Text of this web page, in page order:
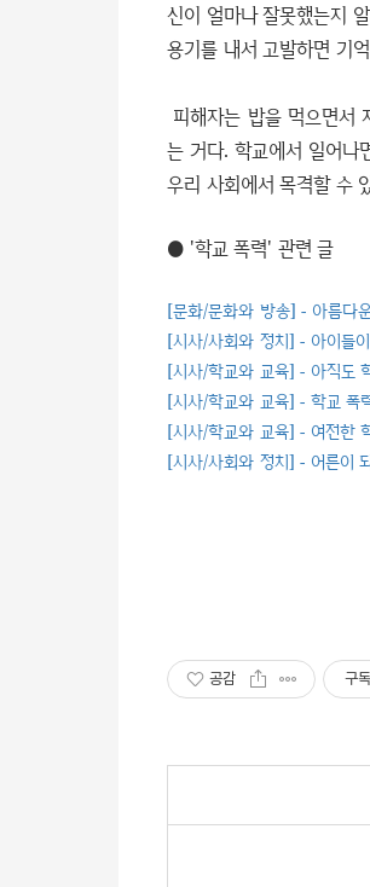
신이 얼마나 잘못했는지
용기를 내서 고발하면 기
피해자는 밥을 먹으면서
는 거다. 학교에서 일어나
우리 사회에서 목격할 수
● '학교 폭력' 관련 글
[문화/문화와 방송] - 아름다
[시사/사회와 정치] - 아이들
[시사/학교와 교육] - 아직도
[시사/학교와 교육] - 학교 폭
[시사/학교와 교육] - 여전한
[시사/사회와 정치] - 어른이
공감 구